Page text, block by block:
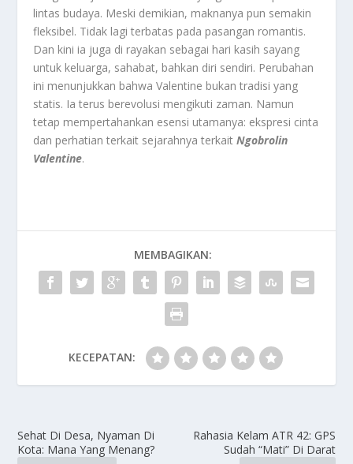
lintas budaya. Meski demikian, maknanya pun semakin
fleksibel. Tidak lagi terbatas pada pasangan romantis.
Dan kini ia juga di rayakan sebagai hari kasih sayang
untuk keluarga, sahabat, bahkan diri sendiri. Perubahan
ini menunjukkan bahwa Valentine bukan tradisi yang
statis. Ia terus berevolusi mengikuti zaman. Namun
tetap mempertahankan esensi utamanya: ekspresi cinta
dan perhatian terkait sejarahnya terkaitNgobrolin
Valentine.
MEMBAGIKAN:
KECEPATAN:
Sehat Di Desa, Nyaman Di
Kota: Mana Yang Menang?
Rahasia Kelam ATR 42: GPS
Sudah “Mati” Di Darat